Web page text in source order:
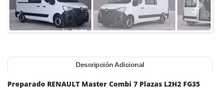
Descripción Adicional
Preparado RENAULT Master Combi 7 Plazas L2H2 FG35